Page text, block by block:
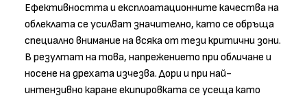
Ефективността и експлоатационните качества на
облеклата се усилват значително, като се обръща
специално внимание на всяка от тези критични зони.
В резултат на това, напрежението при обличане и
носене на дрехата изчезва. Дори и при най-
интензивно каране екипировката се усеща като